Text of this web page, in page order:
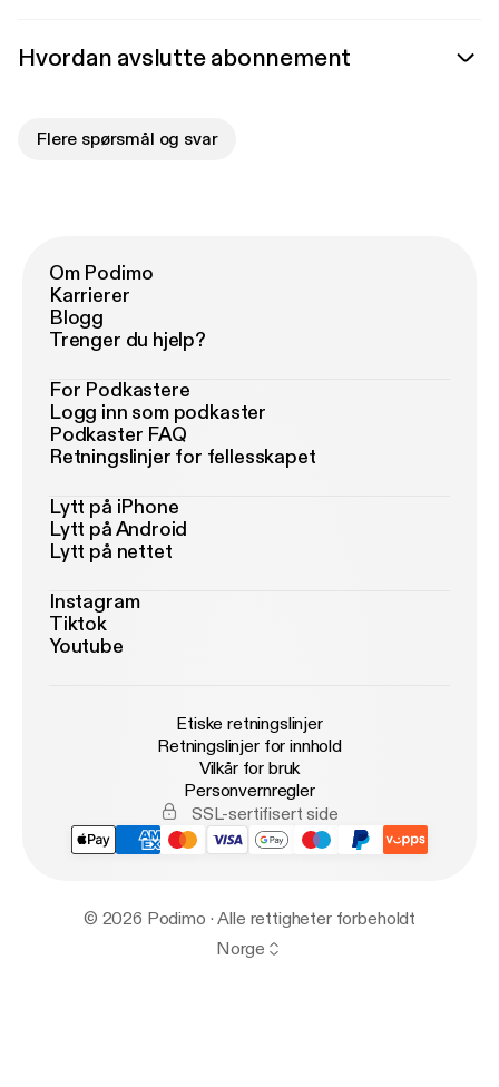
Hvordan avslutte abonnement
Flere spørsmål og svar
Om Podimo
Karrierer
Blogg
Trenger du hjelp?
For Podkastere
Logg inn som podkaster
Podkaster FAQ
Retningslinjer for fellesskapet
Lytt på iPhone
Lytt på Android
Lytt på nettet
Instagram
Tiktok
Youtube
Etiske retningslinjer
Retningslinjer for innhold
Vilkår for bruk
Personvernregler
SSL-sertifisert side
© 2026 Podimo · Alle rettigheter forbeholdt
Norge